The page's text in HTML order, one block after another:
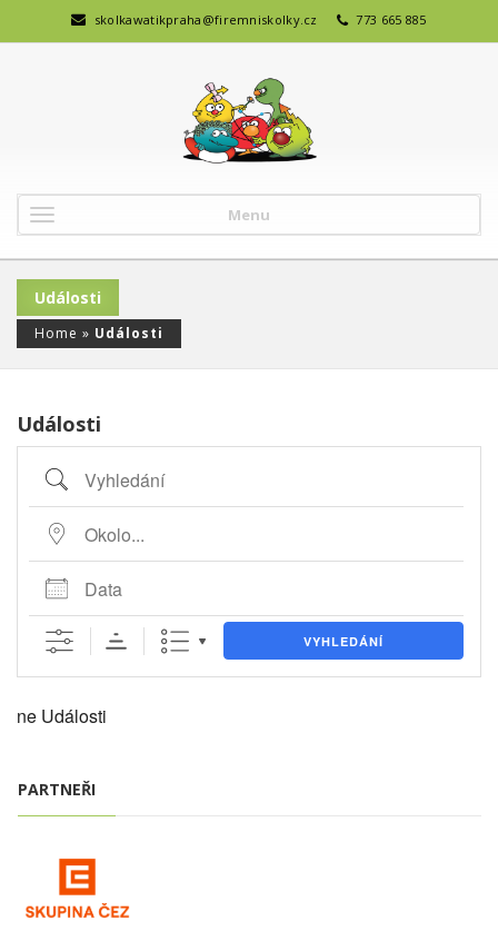
skolkawatikpraha@firemniskolky.cz 773 665 885
Menu
Události
Home » Události
Události
Vyhledání
Okolo...
Data
VYHLEDÁNÍ
ne Události
PARTNEŘI